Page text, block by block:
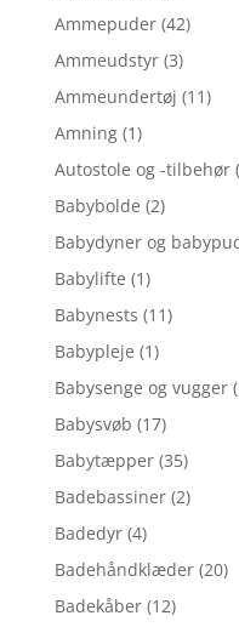
Ammepuder (42)
Ammeudstyr (3)
Ammeundertøj (11)
Amning (1)
Autostole og -tilbehør
Babybolde (2)
Babydyner og
Babylifte (1)
Babynests (11)
Babypleje (1)
Babysenge og vugger
Babysvøb (17)
Babytæpper (35)
Badebassiner (2)
Badedyr (4)
Badehåndklæder (20)
Badekåber (12)